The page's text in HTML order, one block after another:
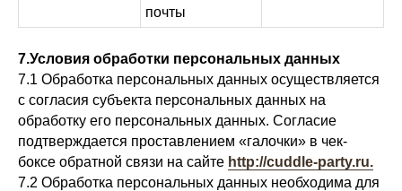
почты
7.Условия обработки персональных данных
7.1 Обработка персональных данных осуществляется
с согласия субъекта персональных данных на
обработку его персональных данных. Согласие
подтверждается проставлением «галочки» в чек-
боксе обратной связи на сайте http://cuddle-party.ru.
7.2 Обработка персональных данных необходима для